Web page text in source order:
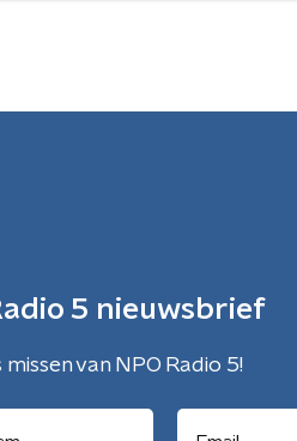
5 nieuwsbrief
missen van NPO Radio 5!